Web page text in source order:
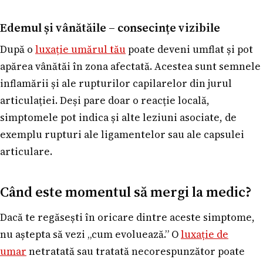
Edemul și vânătăile – consecințe vizibile
După o luxație umărul tăupoate deveni umflat și pot
apărea vânătăi în zona afectată. Acestea sunt semnele
inflamării și ale rupturilor capilarelor din jurul
articulației. Deși pare doar o reacție locală,
simptomele pot indica și alte leziuni asociate, de
exemplu rupturi ale ligamentelor sau ale capsulei
articulare.
Când este momentul să mergi la medic?
Dacă te regăsești în oricare dintre aceste simptome,
nu aștepta să vezi „cum evoluează.” Oluxație de
umar netratată sau tratată necorespunzător poate